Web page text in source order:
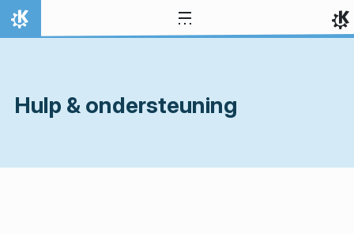
Spring naar inhoud
Thuis
Hulp & ondersteuning